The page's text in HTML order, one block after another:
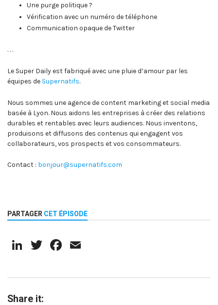
Une purge politique ?
Vérification avec un numéro de téléphone
Communication opaque de Twitter
. . .
Le Super Daily est fabriqué avec une pluie d’amour par les
équipes de Supernatifs.
Nous sommes une agence de content marketing et social media
basée à Lyon. Nous aidons les entreprises à créer des relations
durables et rentables avec leurs audiences. Nous inventons,
produisons et diffusons des contenus qui engagent vos
collaborateurs, vos prospects et vos consommateurs.
Contact : bonjour@supernatifs.com
PARTAGER CET ÉPISODE
LinkedIn
TwitterFacebook
Share it: